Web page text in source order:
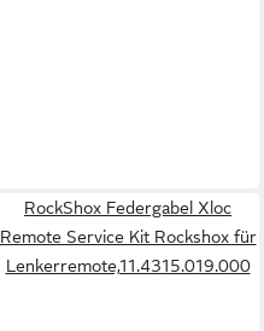
RockShox Federgabel Xloc
Remote Service Kit Rockshox für
Lenkerremote,11.4315.019.000